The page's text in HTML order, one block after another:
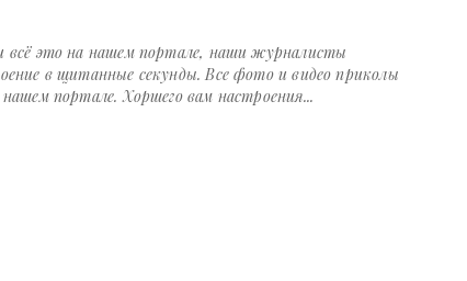
всё это на нашем портале, наши журналисты
в щитанные секунды. Все фото и видео приколы
портале. Хоршего вам настроения...